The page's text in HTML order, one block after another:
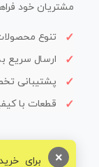
مشتریان خود
تنوع
ارسال سریع
پشتیبانی
قطعات با
برای ×